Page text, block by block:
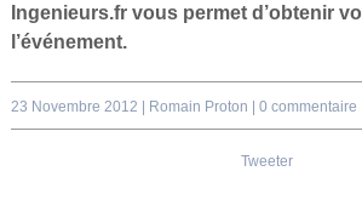
Ingenieurs.fr vous permet d’obtenir
l’événement.
23 Novembre 2012 | Romain Proton 0 commentaire
Tweeter